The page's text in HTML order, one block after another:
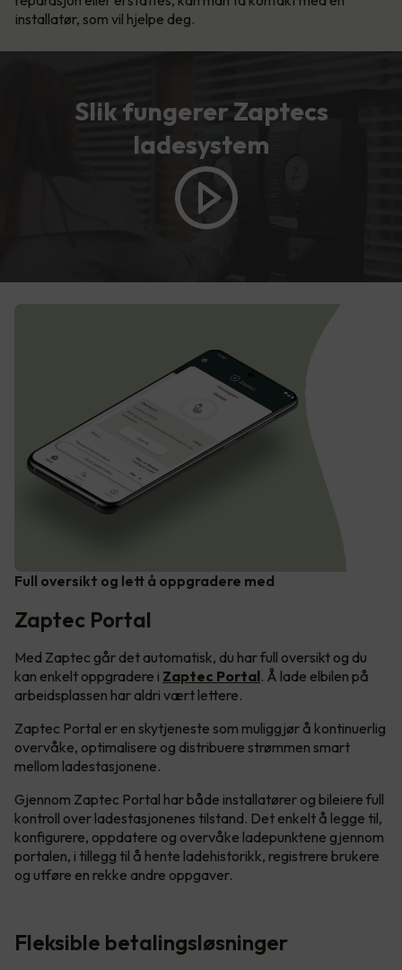
installatør, som vil hjelpe deg.
Slik fungerer Zaptecs
ladesystem
Full oversikt og lett å oppgradere med
Zaptec Portal
Med Zaptec går det automatisk, du har full oversikt og du
kan enkelt oppgradere i Zaptec Portal. Å lade elbilen på
arbeidsplassen har aldri vært lettere.
Zaptec Portal er en skytjeneste som muliggjør å kontinuerlig
overvåke, optimalisere og distribuere strømmen smart
mellom ladestasjonene.
Gjennom Zaptec Portal har både installatører og bileiere full
kontroll over ladestasjonenes tilstand. Det enkelt å legge til,
konfigurere, oppdatere og overvåke ladepunktene gjennom
portalen, i tillegg til å hente ladehistorikk, registrere brukere
og utføre en rekke andre oppgaver.
Fleksible betalingsløsninger